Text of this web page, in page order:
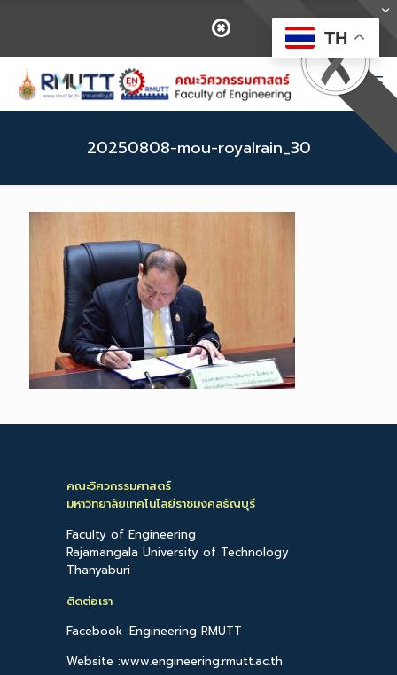
20250808-mou-royalrain_30
คณะวิศวกรรมศาสตร์
มหาวิทยาลัยเทคโนโลยีราชมงคลธัญบุรี
Faculty of Engineering
Rajamangala University of Technology
Thanyaburi
ติดต่อเรา
Facebook :Engineering RMUTT
Website :www.engineering.rmutt.ac.th
TH